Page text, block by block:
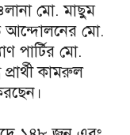
মো. মাছুম
আন্দোলনের মো.
পার্টির মো.
কামরুল